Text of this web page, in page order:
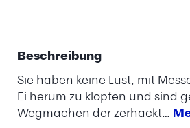
Beschreibung
Sie haben keine Lust, mit
Ei herum zu klopfen und sind
Wegmachen der zerhackt…